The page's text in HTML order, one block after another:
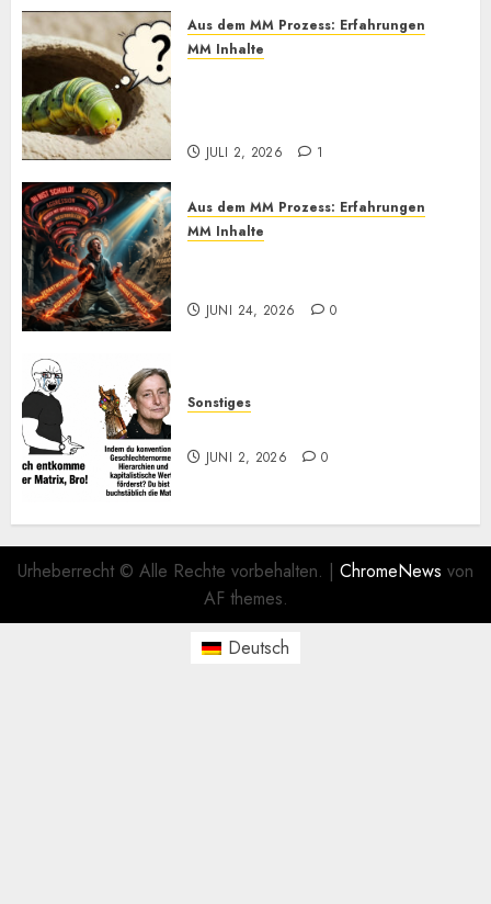
Aus dem MM Prozess: Erfahrungen
MM Inhalte
JULI 2, 2026 1
Aus dem MM Prozess: Erfahrungen
MM Inhalte
JUNI 24, 2026 0
Sonstiges
JUNI 2, 2026 0
Urheberrecht © Alle Rechte vorbehalten. | ChromeNews von
AF themes.
Deutsch